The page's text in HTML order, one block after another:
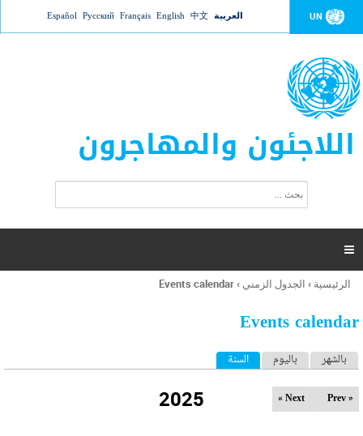
Jump to navigation UN العربية 中文
English
Français
Русский
Español
اللاجئون والمهاجرون
ت
ر
ل
ح
ب

أنت
هنا
الرئيسية › الجدول الزمني ›
Events calendar
Events calendar
ا
ل
ب
بالشهر باليوم السنة (علامة التبويب النشطة)
2025 « Prev
Next »